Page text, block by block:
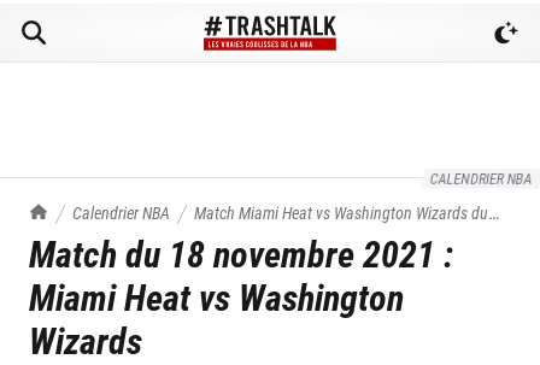
CALENDRIER NBA
TrashTalk Actu NBA
Calendrier NBA Match Miami Heat vs Washington Wizardsdu
18/11/2021
Match du 18 novembre 2021 :
Miami Heatvs Washington
Wizards